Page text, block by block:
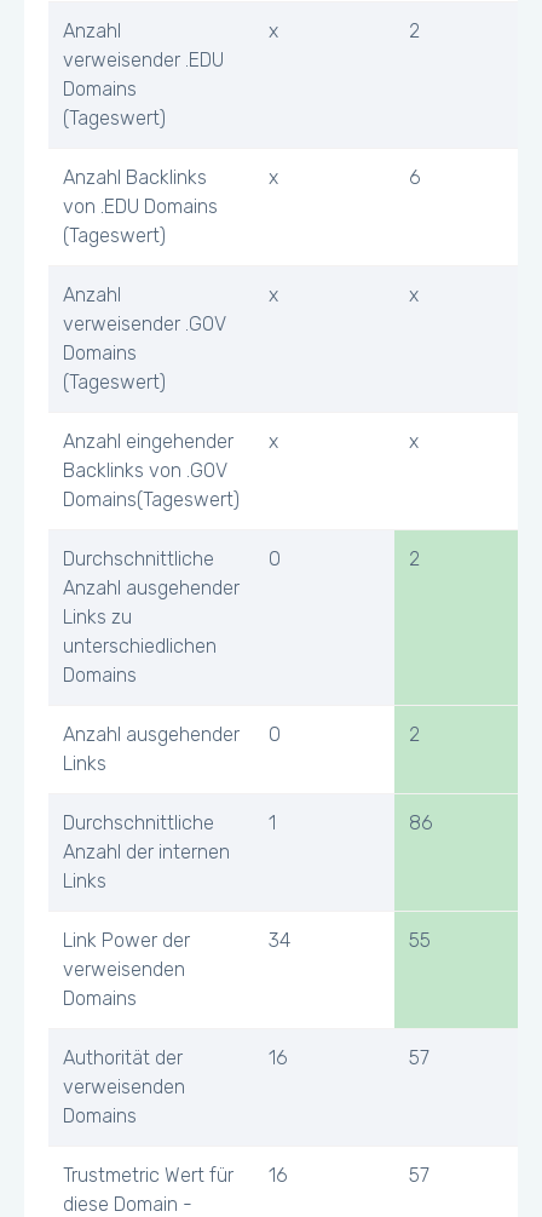
Anzahl
verweisender .EDU
Domains
(Tageswert)
x 2
Anzahl Backlinks
von .EDU Domains
(Tageswert)
x 6
Anzahl
verweisender .GOV
Domains
(Tageswert)
x x
Anzahl eingehender
Backlinks von .GOV
Domains(Tageswert)
x x
Durchschnittliche
Anzahl ausgehender
Links zu
unterschiedlichen
Domains
0 2
Anzahl ausgehender
Links
0 2
Durchschnittliche
Anzahl der internen
Links
1 86
Link Power der
verweisenden
Domains
34 55
Authorität der
verweisenden
Domains
16 57
Trustmetric Wert für
diese Domain -
16 57